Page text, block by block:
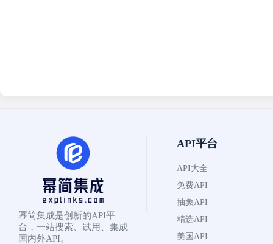
幂简集成是创新的API平
台，一站搜索、试用、集成
国内外API。
API平台
API大全
免费API
抽象API
精选API
美国API